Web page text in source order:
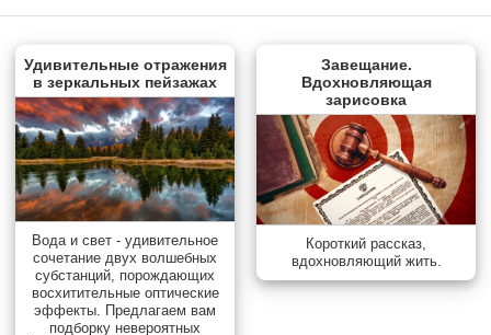
Удивительные отражения
в зеркальных пейзажах
Вода и свет - удивительное
сочетание двух волшебных
субстанций, порождающих
восхитительные оптические
эффекты. Предлагаем вам
подборку невероятных
Завещание.
Вдохновляющая
зарисовка
Короткий рассказ,
вдохновляющий жить.